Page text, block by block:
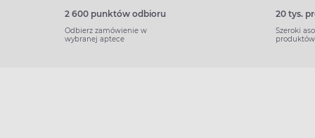
2 600 punktów odbioru
Odbierz zamówienie w
wybranej aptece
20 tys.
Szeroki
produktów